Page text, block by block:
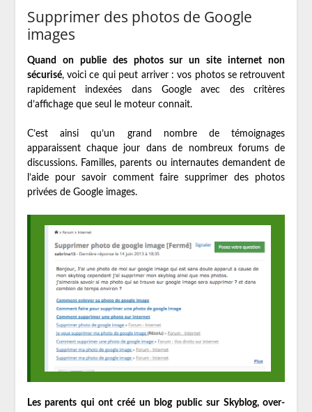
Supprimer des photos de Google
images
Quand on publie des photos sur un site internet non
sécurisé, voici ce qui peut arriver : vos photos se retrouvent
rapidement indexées dans Google avec des critères
d’affichage que seul le moteur connait.
C’est ainsi qu’un grand nombre de témoignages
apparaissent chaque jour dans de nombreux forums de
discussions. Familles, parents ou internautes demandent de
l’aide pour savoir comment faire supprimer des photos
privées de Google images.
Les parents qui ont créé un blog public sur Skyblog, over-